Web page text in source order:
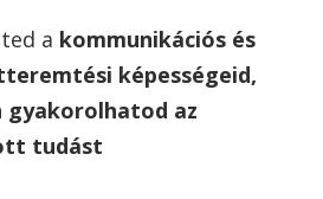
a kommunikációs és
képességeid,
gyakorolhatod az
tudást